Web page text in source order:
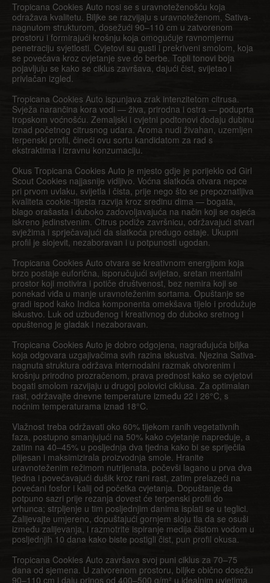
Tropicana Cookies Auto nosi se s uravnoteženošću koja
odražava kvalitetu. Biljke se razvijaju s uravnoteženom, Sativa-
nagnutom strukturom, dosežući 90–110 cm u zatvorenom
prostoru i formirajući krošnju koja omogućuje ravnomjernu
penetraciju svjetlosti. Cvjetovi su gusti i prekriveni smolom, koja
se povećava kroz cvjetanje sve do berbe. Topli tonovi boja
pojavljuju se kako se ciklus završava, dajući čist, svijetao i
privlačan izgled.
Tropicana Cookies Auto ispunjava zrak intenzitetom citrusa.
Svježa narančina kora vodi — živa, prirodna i ostra — poduprta
tropskom voćnošću. Zemaljski i cvjetni podtonovi dodaju dubinu
iznad početnog citrusnog udara. Aroma nudi živahan, uzemljen
terpenski profil, čineći ovu sortu kandidatom za rad s
ekstraktima i izravnu konzumaciju.
Okus Tropicana Cookies Auto je mjesto gdje je porijeklo od Girl
Scout Cookies najjasnije vidljivo. Voćna slatkoća otvara nepce
pri prvom uvlaku, svijetla i čista, prije nego što se prepoznatljiva
kvaliteta cookie-tijesta razvija kroz sredinu dima — bogata,
blago orašasta i duboko zadovoljavajuća na način koji se osjeća
iskreno jedinstvenim. Citrus podiže završnicu, održavajući stvari
svježima i sprječavajući da slatkoća predugo ostaje. Ukupni
profil je slojevit, nezaboravan i u potpunosti ugodan.
Tropicana Cookies Auto otvara se kreativnom energijom koja
brzo postaje euforična, isporučujući svijetao, sretan mentalni
prostor koji motivira i potiče društvenost, bez nemira koji se
ponekad viđa u manje uravnoteženim sortama. Opuštanje se
gradi ispod kako Indica komponenta omekšava tijelo i produžuje
iskustvo. Luk od uzbuđenog i kreativnog do duboko sretnog i
opuštenog je gladak i nezaboravan.
Tropicana Cookies Auto je dobro odgojena, nagrađujuća biljka
koja odgovara uzgajivačima svih razina iskustva. Njezina Sativa-
nagnuta struktura održava internodalni razmak otvorenim i
krošnju prirodno prozračenom, prava prednost kako se cvjetovi
bogati smolom razvijaju u drugoj polovici ciklusa. Za optimalan
rast, održavajte dnevne temperature između 22 i 26°C, s
noćnim temperaturama iznad 18°C.
Vlažnost treba održavati oko 60% tijekom ranih vegetativnih
faza, postupno smanjujući na 50% kako cvjetanje napreduje, a
zatim na 40–45% u posljednja dva tjedna kako bi se spriječila
plijesan i maksimizirala proizvodnja smole. Hranite
uravnoteženim režimom nutrijenata, počevši lagano u prva dva
tjedna i povećavajući dušik kroz rani rast, zatim prelazeći na
povećani fosfor i kalij od početka cvjetanja. Dopuštanje da
potpuno sazri prije rezanja dovest će terpenski profil do
vrhunca; strpljenje u tim posljednjim danima isplati se u teglici.
Zalijevajte umjereno, dopuštajući gornjem sloju tla da se osuši
između zalijevanja, i razmotrite ispiranje medija čistom vodom u
posljednjih 10 dana kako biste postigli čist, pun profil okusa.
Tropicana Cookies Auto završava svoj puni ciklus za 70–75
dana od sjemena. U zatvorenom prostoru, biljke obično dosežu
90–110 cm i daju prinos od 400–500 g/m² u idealnim uvjetima.